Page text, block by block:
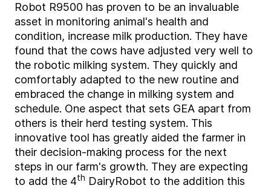
Robot R9500 has proven to be an invaluable
asset in monitoring animal's health and
condition, increase milk production. They have
found that the cows have adjusted very well to
the robotic milking system. They quickly and
comfortably adapted to the new routine and
embraced the change in milking system and
schedule. One aspect that sets GEA apart from
others is their herd testing system. This
innovative tool has greatly aided the farmer in
their decision-making process for the next
steps in our farm's growth. They are expecting
to add the 4th DairyRobot to the addition this